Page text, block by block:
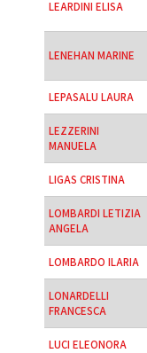
LEARDINI ELISA
LENEHAN MARINE
LEPASALU LAURA
LEZZERINI
MANUELA
LIGAS CRISTINA
LOMBARDI LETIZIA
ANGELA
LOMBARDO ILARIA
LONARDELLI
FRANCESCA
LUCI ELEONORA